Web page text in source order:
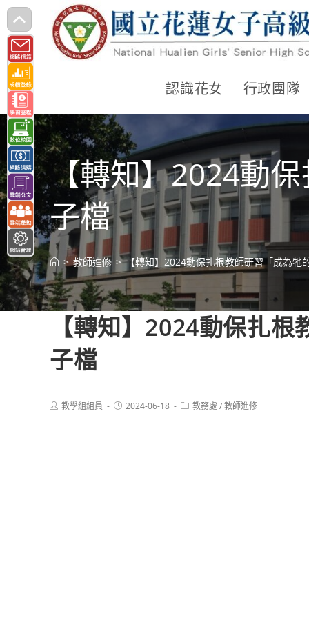
跳
轉
至
主
要
內
容
認識花女 行政團隊
【轉知】2024動
子檔
> 教師進修 > 【轉知】2024動保扎根教師研習「成為牠
【轉知】2024動保扎
子檔
Post教學組組員
Post2024-06-18
Post教務處 /教師進修